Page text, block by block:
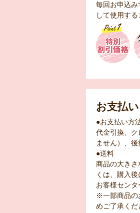
毎回お申込
して使用す
お支払
●お支払い方
代金引換、
ません）、
●送料
商品の大きさ
くは、購入
お客様センタ
※一部商品の
めご了承くだ